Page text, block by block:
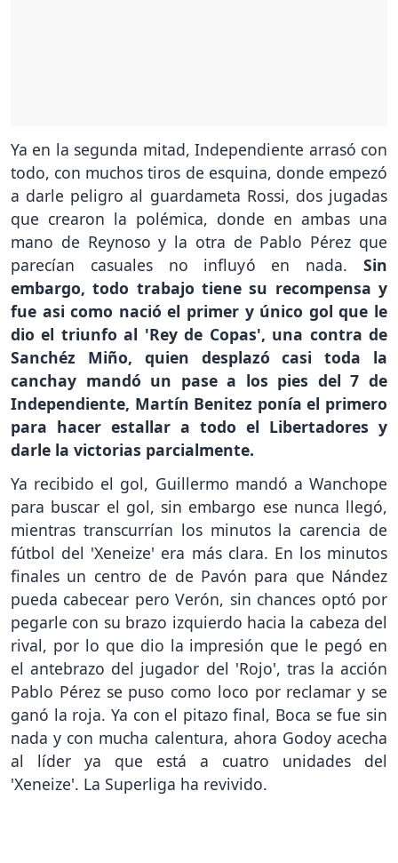
Ya en la segunda mitad, Independiente arrasó con
todo, con muchos tiros de esquina, donde empezó
a darle peligro al guardameta Rossi, dos jugadas
que crearon la polémica, donde en ambas una
mano de Reynoso y la otra de Pablo Pérez que
parecían casuales no influyó en nada. Sin
embargo, todo trabajo tiene su recompensa y
fue asi como nació el primer y único gol que le
dio el triunfo al 'Rey de Copas', una contra de
Sanchéz Miño, quien desplazó casi toda la
canchay mandó un pase a los pies del 7 de
Independiente, Martín Benitez ponía el primero
para hacer estallar a todo el Libertadores y
darle la victorias parcialmente.
Ya recibido el gol, Guillermo mandó a Wanchope
para buscar el gol, sin embargo ese nunca llegó,
mientras transcurrían los minutos la carencia de
fútbol del 'Xeneize' era más clara. En los minutos
finales un centro de de Pavón para que Nández
pueda cabecear pero Verón, sin chances optó por
pegarle con su brazo izquierdo hacia la cabeza del
rival, por lo que dio la impresión que le pegó en
el antebrazo del jugador del 'Rojo', tras la acción
Pablo Pérez se puso como loco por reclamar y se
ganó la roja. Ya con el pitazo final, Boca se fue sin
nada y con mucha calentura, ahora Godoy acecha
al líder ya que está a cuatro unidades del
'Xeneize'. La Superliga ha revivido.